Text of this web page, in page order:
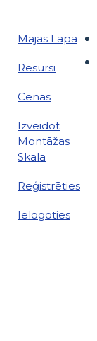
Mājas Lapa
Resursi
Cenas
Izveidot
Montāžas
Skala
Reģistrēties
Ielogoties